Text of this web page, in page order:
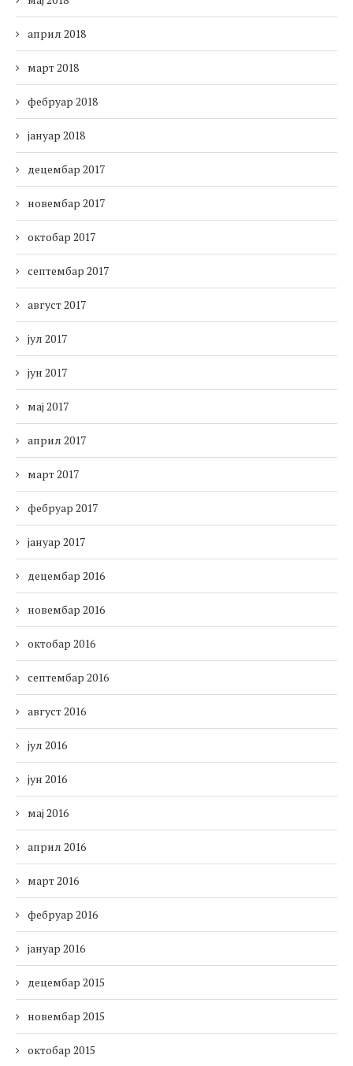
април 2018
март 2018
фебруар 2018
јануар 2018
децембар 2017
новембар 2017
октобар 2017
септембар 2017
август 2017
јул 2017
јун 2017
мај 2017
април 2017
март 2017
фебруар 2017
јануар 2017
децембар 2016
новембар 2016
октобар 2016
септембар 2016
август 2016
јул 2016
јун 2016
мај 2016
април 2016
март 2016
фебруар 2016
јануар 2016
децембар 2015
новембар 2015
октобар 2015